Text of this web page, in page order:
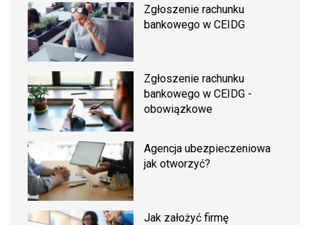
Zgłoszenie rachunku
bankowego w CEIDG
Zgłoszenie rachunku
bankowego w CEIDG -
obowiązkowe
Agencja ubezpieczeniowa
jak otworzyć?
Jak założyć firmę